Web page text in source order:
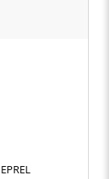
EPREL